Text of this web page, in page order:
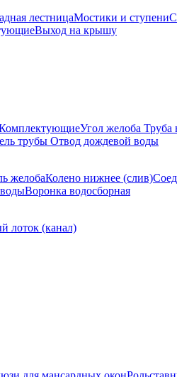
лестницаМостики и ступени
Выход на крышу
Угол желоба Труба
трубы Отвод дождевой воды
желобаКолено нижнее (слив)
Воронка водосборная
лоток (канал)